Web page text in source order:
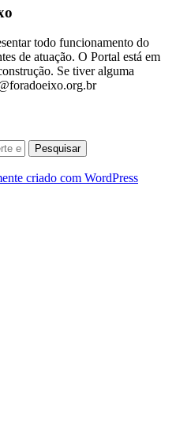
todo funcionamento do
de atuação. O Portal está em
Se tiver alguma
criado com WordPress